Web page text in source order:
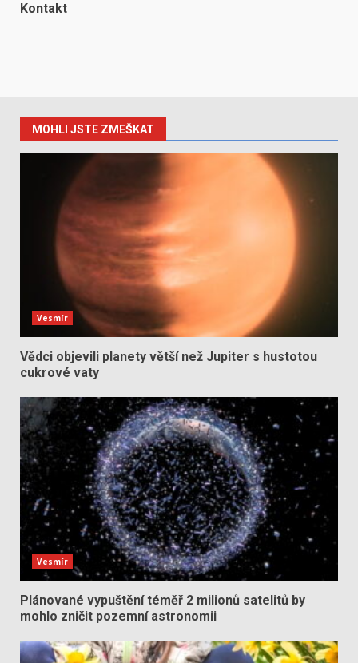
Kontakt
MOHLI JSTE ZMEŠKAT
Vesmír
Vědci objevili planety větší než Jupiter s hustotou
cukrové vaty
Vesmír
Plánované vypuštění téměř 2 milionů satelitů by
mohlo zničit pozemní astronomii